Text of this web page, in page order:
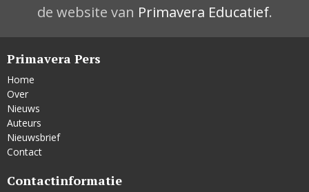
de website van Primavera Educatief.
Primavera Pers
Home
Over
Nieuws
Auteurs
Nieuwsbrief
Contact
Contactinformatie